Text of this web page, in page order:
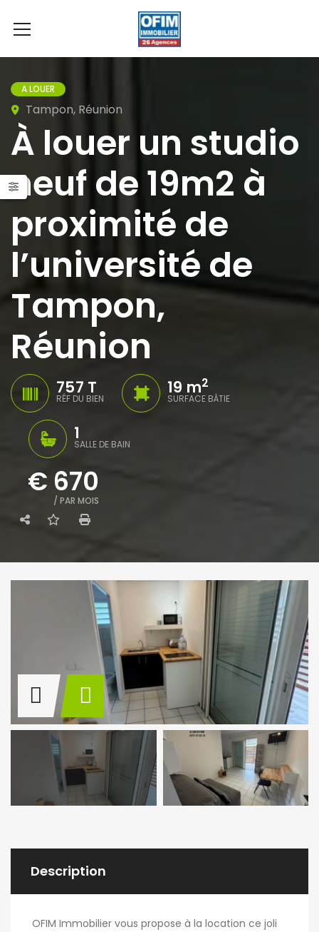
A LOUER
Tampon, Réunion
À louer un studio
neuf de 19m2 à
proximité de
l’université de
Tampon,
Réunion
757 T
RÉF DU BIEN
19 m2
SURFACE BÂTIE
1
SALLE DE BAIN
€ 670
/ PAR MOIS
Description
OFIM Immobilier vous propose à la location ce joli